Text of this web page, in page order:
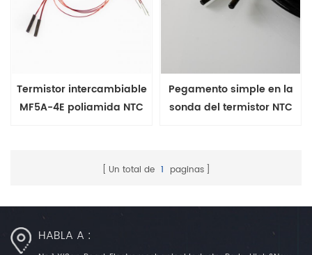
Termistor intercambiable
MF5A-4E poliamida NTC
Pegamento simple en la
sonda del termistor NTC
Un total de 1 paginas
HABLA A :